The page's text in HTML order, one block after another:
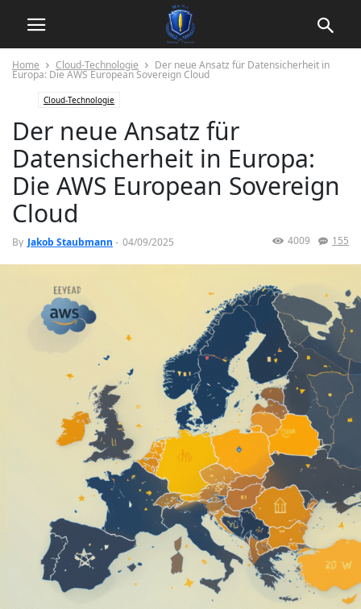
Home Cloud-Technologie Der neue Ansatz für Datensicherheit in
Europa: Die AWS European Sovereign Cloud
Cloud-Technologie
Der neue Ansatz für
Datensicherheit in Europa:
Die AWS European Sovereign
Cloud
By Jakob Staubmann - 04/09/2025 155
4009